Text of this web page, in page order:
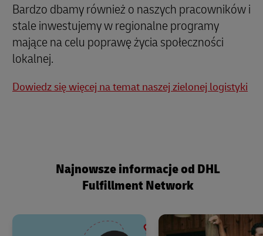
Bardzo dbamy również o naszych pracowników i
stale inwestujemy w regionalne programy
mające na celu poprawę życia społeczności
lokalnej.
Dowiedz się więcej na temat naszej zielonej logistyki
Najnowsze informacje od DHL
Fulfillment Network